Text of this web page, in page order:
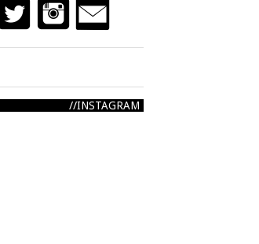
INSTAGRAM